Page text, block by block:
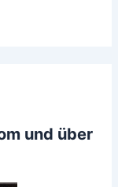
und über